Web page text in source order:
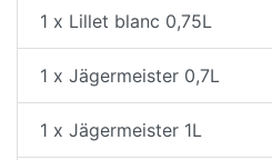
1 x Lillet blanc 0,75L
1 x Jägermeister 0,7L
1 x Jägermeister 1L